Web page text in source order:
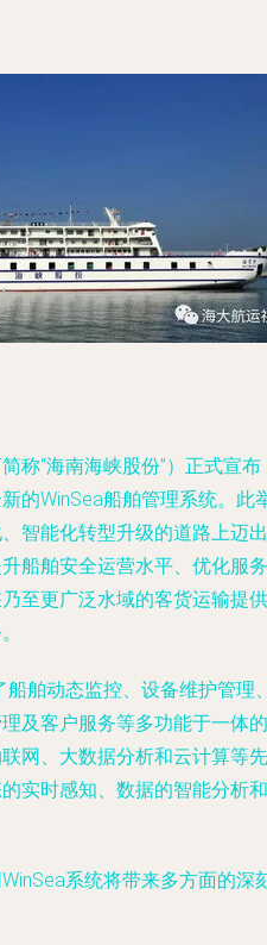
称“海南海峡股份”）正式宣布
的WinSea船舶管理系统。此
智能化转型升级的道路上迈出
船舶安全运营水平、优化服务
至更广泛水域的客货运输提供
船舶动态监控、设备维护管理
及客户服务等多功能于一体的
网、大数据分析和云计算等先
实时感知、数据的智能分析和
系统将带来多方面的深